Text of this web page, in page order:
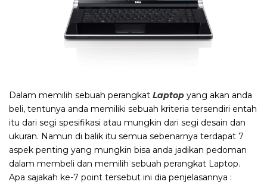
Dalam memilih sebuah perangkat Laptop yang akan anda
beli, tentunya anda memiliki sebuah kriteria tersendiri entah
itu dari segi spesifikasi atau mungkin dari segi desain dan
ukuran. Namun di balik itu semua sebenarnya terdapat 7
aspek penting yang mungkin bisa anda jadikan pedoman
dalam membeli dan memilih sebuah perangkat Laptop.
Apa sajakah ke-7 point tersebut ini dia penjelasannya :